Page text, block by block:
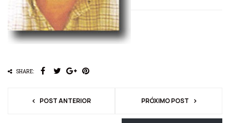
SHARE:
POST ANTERIOR PRÓXIMO POST